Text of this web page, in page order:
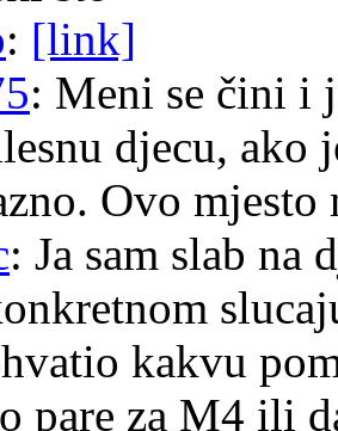
: [link]
: Meni se čini i
djecu, ako
Ovo
: Ja sam slab na
kakvu
pare za M4 ili